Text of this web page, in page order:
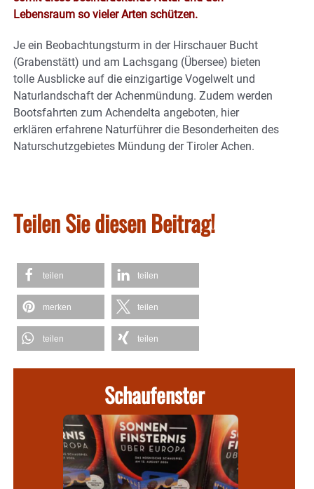
Lebensraum so vieler Arten schützen.
Je ein Beobachtungsturm in der Hirschauer Bucht
(Grabenstätt) und am Lachsgang (Übersee) bieten
tolle Ausblicke auf die einzigartige Vogelwelt und
Naturlandschaft der Achenmündung. Zudem werden
Bootsfahrten zum Achendelta angeboten, hier
erklären erfahrene Naturführer die Besonderheiten des
Naturschutzgebietes Mündung der Tiroler Achen.
Teilen Sie diesen Beitrag!
teilen teilen
merken teilen
teilen teilen
Schaufenster